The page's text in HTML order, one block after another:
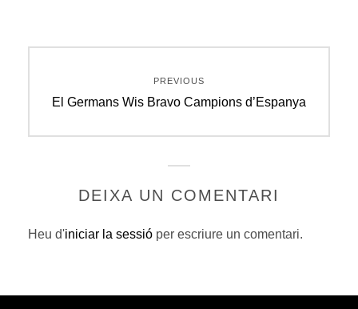
d'entrades
PREVIOUS
Previous
El Germans Wis Bravo Campions d’Espanya
DEIXA UN COMENTARI
Heu d'iniciar la sessió per escriure un comentari.